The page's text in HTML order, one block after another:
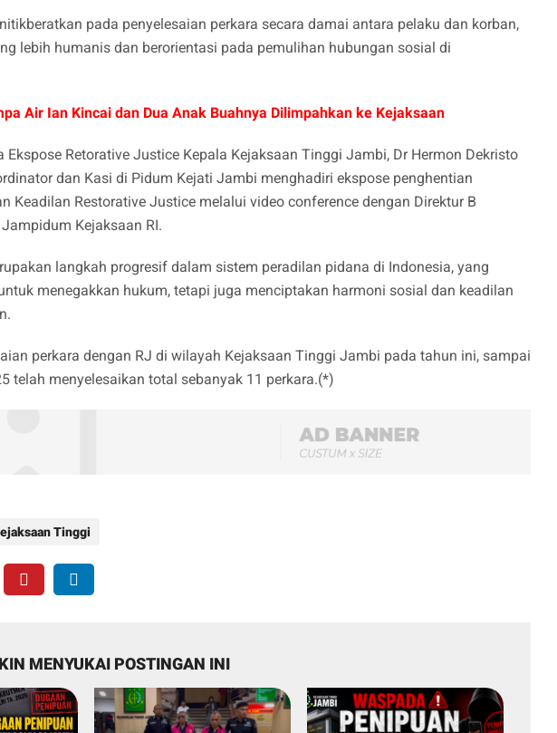
pada penyelesaian perkara secara damai antara pelaku dan korban,
lebih humanis dan berorientasi pada pemulihan hubungan sosial di
Air Ian Kincai dan Dua Anak Buahnya Dilimpahkan ke Kejaksaan
Ekspose Retorative Justice Kepala Kejaksaan Tinggi Jambi, Dr Hermon Dekristo
dan Kasi di Pidum Kejati Jambi menghadiri ekspose penghentian
Keadilan Restorative Justice melalui video conference dengan Direktur B
Kejaksaan RI.
langkah progresif dalam sistem peradilan pidana di Indonesia, yang
menegakkan hukum, tetapi juga menciptakan harmoni sosial dan keadilan
perkara dengan RJ di wilayah Kejaksaan Tinggi Jambi pada tahun ini, sampai
telah menyelesaikan total sebanyak 11 perkara.(*)
Tinggi
MENYUKAI POSTINGAN INI